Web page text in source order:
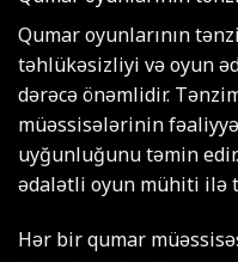
Qumar oyunlarının
təhlükəsizliyi və oyun
dərəcə önəmlidir.
müəssisələrinin
uyğunluğunu təmin
ədalətli oyun mühiti ilə
Hər bir qumar